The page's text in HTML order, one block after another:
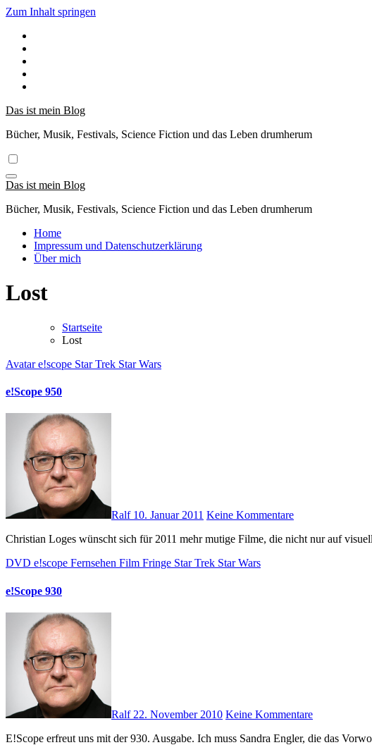
Zum Inhalt springen
Das ist mein Blog
Bücher, Musik, Festivals, Science Fiction und das Leben drumherum
Das ist mein Blog
Bücher, Musik, Festivals, Science Fiction und das Leben drumherum
Home
Impressum und Datenschutzerklärung
Über mich
Lost
Startseite
Lost
Avatare!scope Star Trek Star Wars
e!Scope 950
Ralf 10. Januar 2011 Keine Kommentare
Christian Loges wünscht sich für 2011 mehr mutige Filme, die nicht nur auf
DVD e!scope Fernsehen Film Fringe Star Trek Star Wars
e!Scope 930
Ralf 22. November 2010 Keine Kommentare
E!Scope erfreut uns mit der 930. Ausgabe. Ich muss Sandra Engler, die das